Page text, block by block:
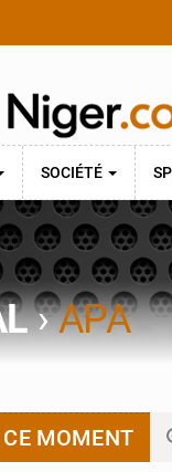
SOCIÉTÉ
›APA
CE MOMENT